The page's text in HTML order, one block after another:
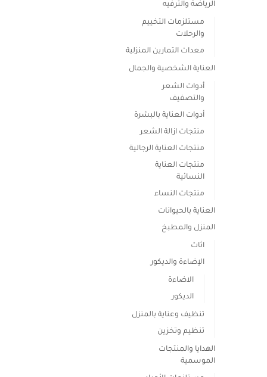
الرياضة والترفيه
مستلزمات التخييم
والرحلات
معدات التمارين المنزلية
العناية الشخصية والجمال
أدوات الشعر
والتصفيف
أدوات العناية بالبشرة
منتجات ازالة الشعر
منتجات العناية الرجالية
منتجات العناية
النسائية
منتجات النساء
العناية بالحيوانات
المنزل والمطبخ
اثاث
الإضاءة والديكور
الاضاءة
الديكور
تنظيف وعناية بالمنزل
تنظيم وتخزين
الهدايا والمنتجات
الموسمية